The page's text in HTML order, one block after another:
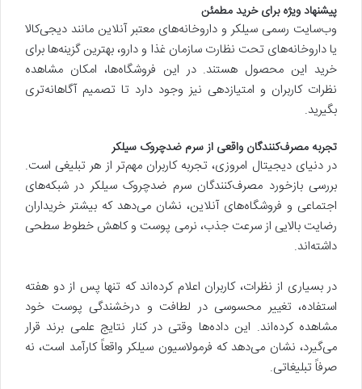
پیشنهاد ویژه برای خرید مطمئن
وب‌سایت رسمی سیلکر و داروخانه‌های معتبر آنلاین مانند دیجی‌کالا
یا داروخانه‌های تحت نظارت سازمان غذا و دارو، بهترین گزینه‌ها برای
خرید این محصول هستند. در این فروشگاه‌ها، امکان مشاهده
نظرات کاربران و امتیازدهی نیز وجود دارد تا تصمیم آگاهانه‌تری
بگیرید.
تجربه مصرف‌کنندگان واقعی از سرم ضدچروک سیلکر
در دنیای دیجیتال امروزی، تجربه کاربران مهم‌تر از هر تبلیغی است.
بررسی بازخورد مصرف‌کنندگان سرم ضدچروک سیلکر در شبکه‌های
اجتماعی و فروشگاه‌های آنلاین، نشان می‌دهد که بیشتر خریداران
رضایت بالایی از سرعت جذب، نرمی پوست و کاهش خطوط سطحی
داشته‌اند.
در بسیاری از نظرات، کاربران اعلام کرده‌اند که تنها پس از دو هفته
استفاده، تغییر محسوسی در لطافت و درخشندگی پوست خود
مشاهده کرده‌اند. این داده‌ها وقتی در کنار نتایج علمی برند قرار
می‌گیرد، نشان می‌دهد که فرمولاسیون سیلکر واقعاً کارآمد است، نه
صرفاً تبلیغاتی.